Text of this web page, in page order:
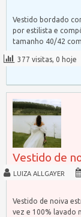
Vestido bordado
por estilista e
tamanho 40/42 com
377 visitas, 0 hoje
Vestido de
LUIZA ALLGAYER
Vestido de noiva
vez e 100% lavado